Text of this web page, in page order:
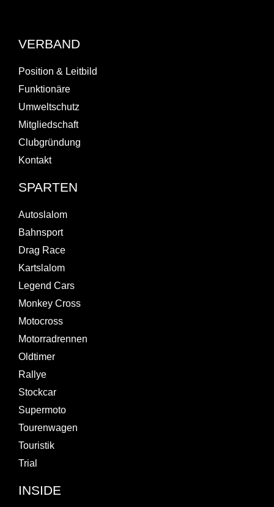
VERBAND
Position & Leitbild
Funktionäre
Umweltschutz
Mitgliedschaft
Clubgründung
Kontakt
SPARTEN
Autoslalom
Bahnsport
Drag Race
Kartslalom
Legend Cars
Monkey Cross
Motocross
Motorradrennen
Oldtimer
Rallye
Stockcar
Supermoto
Tourenwagen
Touristik
Trial
INSIDE